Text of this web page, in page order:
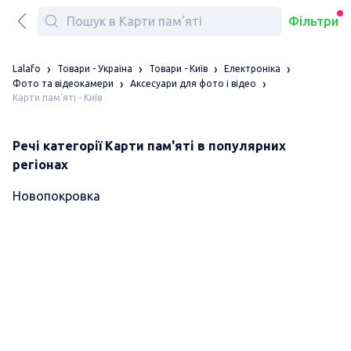
Фільтри
Lalafo Товари - Україна Товари - Київ
Електроніка
Фото та відеокамери
Аксесуари для фото і відео
Карти пам'яті - Київ
Речі категорії Карти пам'яті в популярних
регіонах
Новопокровка